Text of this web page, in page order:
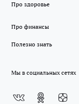
Про здоровье
Про финансы
Полезно знать
Мы в социальных сетях